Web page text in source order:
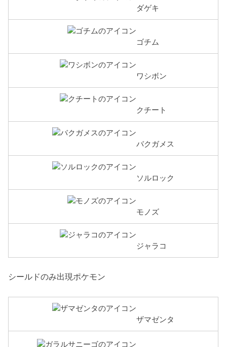
ダゲキ
ゴチム
ワシボン
クチート
バクガメス
ソルロック
モノズ
ジャラコ
シールドのみ出現ポケモン
ザマゼンタ